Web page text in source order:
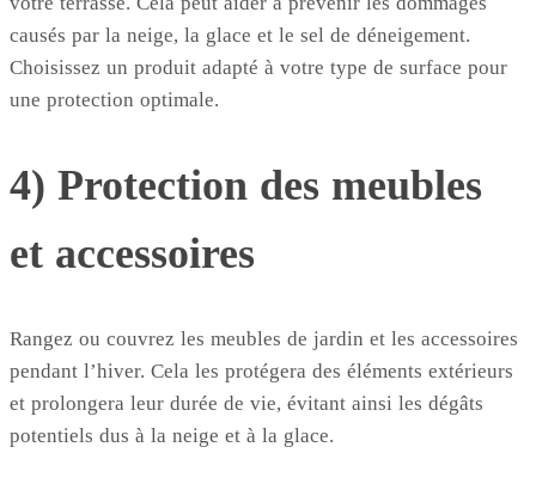
causés par la neige, la glace et le sel de déneigement.
Choisissez un produit adapté à votre type de surface pour
une protection optimale.
4) Protection des meubles
et accessoires
Rangez ou couvrez les meubles de jardin et les accessoires
pendant l’hiver. Cela les protégera des éléments extérieurs
et prolongera leur durée de vie, évitant ainsi les dégâts
potentiels dus à la neige et à la glace.